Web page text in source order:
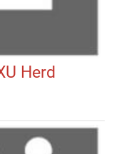
Herd